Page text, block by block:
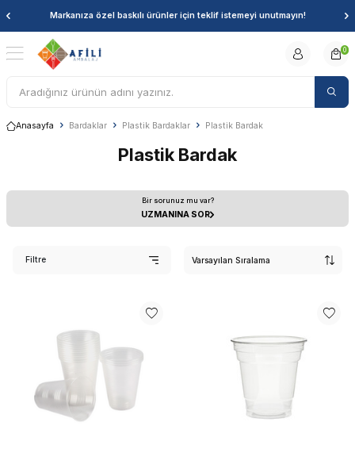
Markanıza özel baskılı ürünler için teklif istemeyi unutmayın!
0
Anasayfa Bardaklar Plastik Bardaklar Plastik Bardak
Plastik Bardak
Bir sorunuz mu var?
UZMANINA SOR
Filtre